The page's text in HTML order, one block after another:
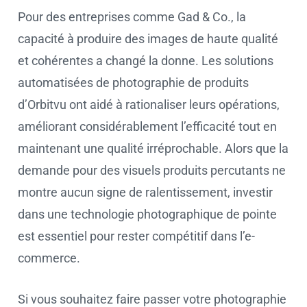
Pour des entreprises comme Gad & Co., la
capacité à produire des images de haute qualité
et cohérentes a changé la donne. Les solutions
automatisées de photographie de produits
d’Orbitvu ont aidé à rationaliser leurs opérations,
améliorant considérablement l’efficacité tout en
maintenant une qualité irréprochable. Alors que la
demande pour des visuels produits percutants ne
montre aucun signe de ralentissement, investir
dans une technologie photographique de pointe
est essentiel pour rester compétitif dans l’e-
commerce.
Si vous souhaitez faire passer votre photographie